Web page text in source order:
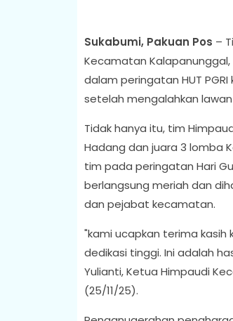
Sukabumi, Pakuan Pos –
Kecamatan
dalam peringatan HUT
setelah mengalahkan
Tidak hanya itu, tim
Hadang dan juara 3 lomba
tim pada peringatan Hari
berlangsung meriah dan
dan pejabat kecamatan.
"kami ucapkan terima
dedikasi tinggi. Ini adalah
Yulianti, Ketua Himpaudi
(25/11/25).